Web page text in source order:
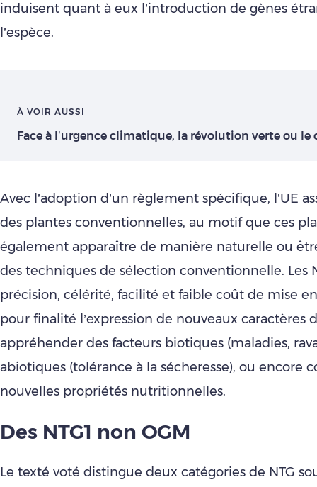
induisent quant à eux l’introduction de gènes
l’espèce.
À VOIR AUSSI
Face à l’urgence climatique, la révolution verte ou le
Avec l’adoption d’un règlement spécifique, l’UE
des plantes conventionnelles, au motif que ces
également apparaître de manière naturelle ou
des techniques de sélection conventionnelle. Les
précision, célérité, facilité et faible coût de mise
pour finalité l’expression de nouveaux caractères
appréhender des facteurs biotiques (maladies,
abiotiques (tolérance à la sécheresse), ou encore
nouvelles propriétés nutritionnelles.
Des NTG1 non OGM
Le texté voté distingue deux catégories de NTG